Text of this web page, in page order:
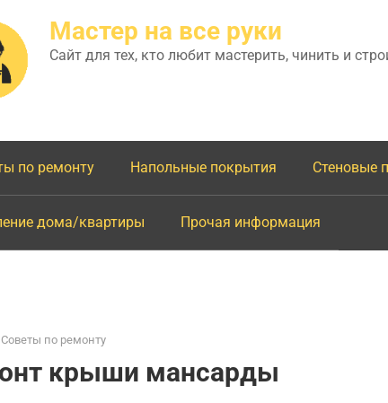
Мастер на все руки
Сайт для тех, кто любит мастерить, чинить и
по ремонту Напольные покрытия Стеновые
дома/квартиры Прочая информация
Советы по ремонту
крыши мансарды